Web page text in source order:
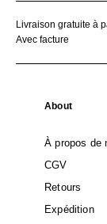
Livraison gratuite à
Avec facture
About
À propos de
CGV
Retours
Expédition